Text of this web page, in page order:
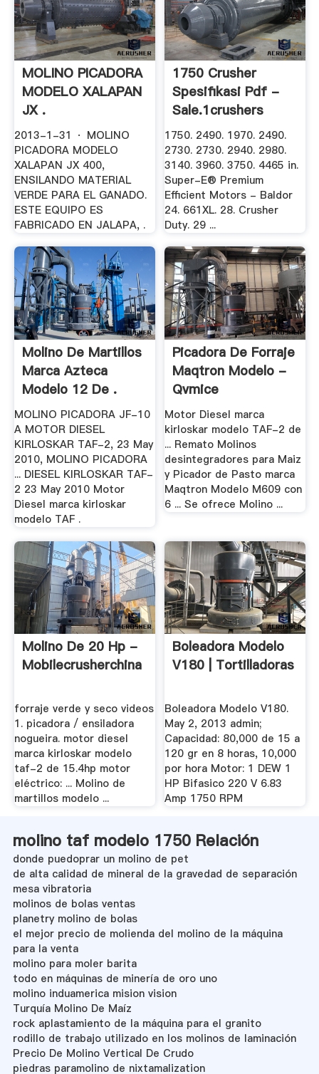
MOLINO PICADORA
MODELO XALAPAN
JX .
2013-1-31 · MOLINO
PICADORA MODELO
XALAPAN JX 400,
ENSILANDO MATERIAL
VERDE PARA EL GANADO.
ESTE EQUIPO ES
FABRICADO EN JALAPA, .
1750 Crusher
Spesifikasi Pdf -
Sale.1crushers
1750. 2490. 1970. 2490.
2730. 2730. 2940. 2980.
3140. 3960. 3750. 4465 in.
Super-E® Premium
Efficient Motors - Baldor
24. 661XL. 28. Crusher
Duty. 29 ...
Molino De Martillos
Marca Azteca
Modelo 12 De .
MOLINO PICADORA JF-10
A MOTOR DIESEL
KIRLOSKAR TAF-2, 23 May
2010, MOLINO PICADORA
... DIESEL KIRLOSKAR TAF-
2 23 May 2010 Motor
Diesel marca kirloskar
modelo TAF .
Picadora De Forraje
Maqtron Modelo -
Qvmice
Motor Diesel marca
kirloskar modelo TAF-2 de
... Remato Molinos
desintegradores para Maiz
y Picador de Pasto marca
Maqtron Modelo M609 con
6 ... Se ofrece Molino ...
Molino De 20 Hp -
Mobilecrusherchina
forraje verde y seco videos
1. picadora / ensiladora
nogueira. motor diesel
marca kirloskar modelo
taf-2 de 15.4hp motor
eléctrico: ... Molino de
martillos modelo ...
Boleadora Modelo
V180 | Tortilladoras
Boleadora Modelo V180.
May 2, 2013 admin;
Capacidad: 80,000 de 15 a
120 gr en 8 horas, 10,000
por hora Motor: 1 DEW 1
HP Bifasico 220 V 6.83
Amp 1750 RPM
molino taf modelo 1750 Relación
donde puedoprar un molino de pet
de alta calidad de mineral de la gravedad de separación
mesa vibratoria
molinos de bolas ventas
planetry molino de bolas
el mejor precio de molienda del molino de la máquina
para la venta
molino para moler barita
todo en máquinas de minería de oro uno
molino induamerica mision vision
Turquía Molino De Maíz
rock aplastamiento de la máquina para el granito
rodillo de trabajo utilizado en los molinos de laminación
Precio De Molino Vertical De Crudo
piedras paramolino de nixtamalization